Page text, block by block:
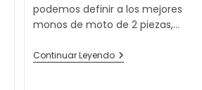
podemos definir a los mejores
monos de moto de 2 piezas,…
Continuar LeyendoMejores
Monos